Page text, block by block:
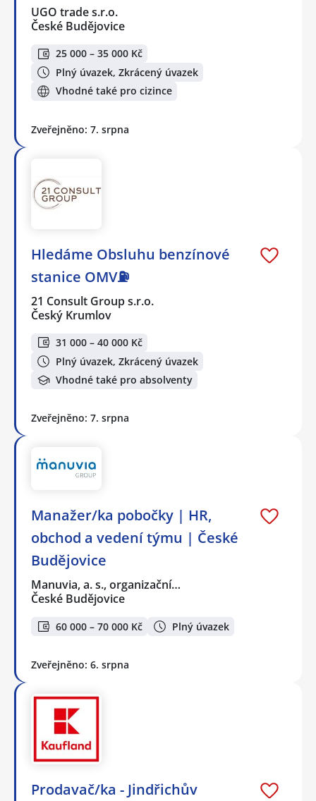
UGO trade s.r.o.
České Budějovice
25 000 – 35 000 Kč
Plný úvazek, Zkrácený úvazek
Vhodné také pro cizince
Zveřejněno: 7. srpna
Hledáme Obsluhu benzínové
stanice OMV⛽
21 Consult Group s.r.o.
Český Krumlov
31 000 – 40 000 Kč
Plný úvazek, Zkrácený úvazek
Vhodné také pro absolventy
Zveřejněno: 7. srpna
Manažer/ka pobočky | HR,
obchod a vedení týmu | České
Budějovice
Manuvia, a. s., organizační…
České Budějovice
60 000 – 70 000 Kč Plný úvazek
Zveřejněno: 6. srpna
Prodavač/ka - Jindřichův